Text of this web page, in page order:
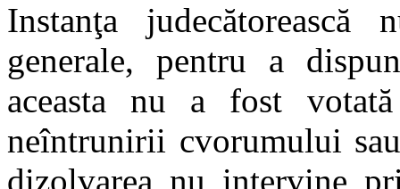
Instanţa
generale, pentru a
aceasta nu a fost
neîntrunirii cvorumului
dizolvarea nu intervine